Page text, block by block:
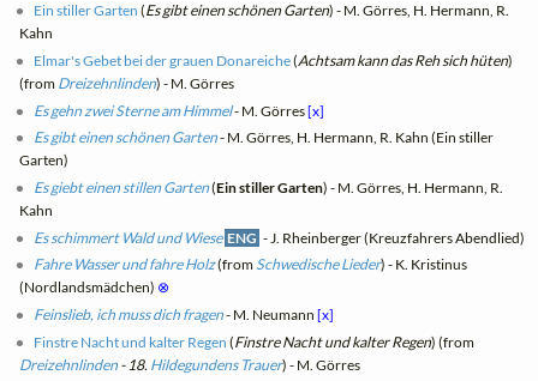
Ein stiller Garten (Es gibt einen schönen Garten) - M. Görres, H. Hermann, R.
Kahn
Elmar's Gebet bei der grauen Donareiche(Achtsam kann das Reh sich hüten)
(from Dreizehnlinden) - M. Görres
Es gehn zwei Sterne am Himmel- M. Görres[x]
Es gibt einen schönen Garten- M. Görres, H. Hermann, R. Kahn (Ein stiller
Garten)
Es giebt einen stillen Garten(Ein stiller Garten) - M. Görres, H. Hermann, R.
Kahn
Es schimmert Wald und Wiese ENG - J. Rheinberger (Kreuzfahrers Abendlied)
Fahre Wasser und fahre Holz(from Schwedische Lieder) - K. Kristinus
(Nordlandsmädchen) ⊗
Feinslieb, ich muss dich fragen- M. Neumann[x]
Finstre Nacht und kalter Regen(Finstre Nacht und kalter Regen) (from
Dreizehnlinden - 18. Hildegundens Trauer) - M. Görres